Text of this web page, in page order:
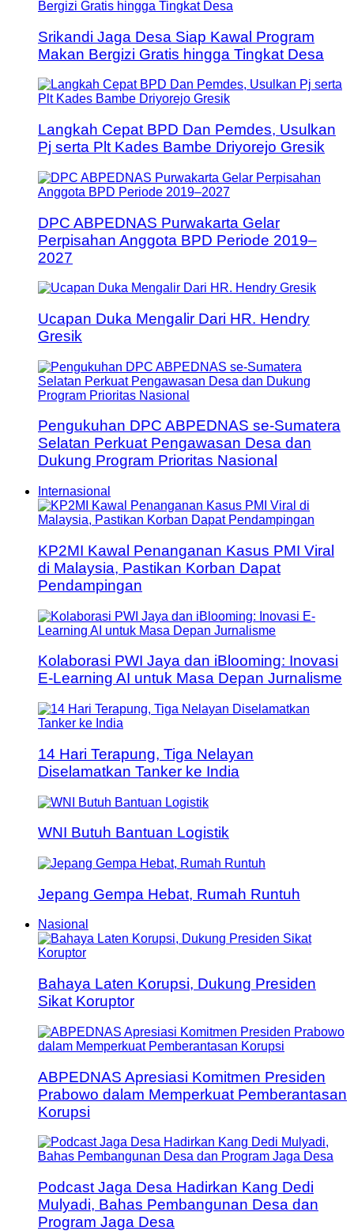
Srikandi Jaga Desa Siap Kawal Program
Makan Bergizi Gratis hingga Tingkat Desa
Langkah Cepat BPD Dan Pemdes, Usulkan
Pj serta Plt Kades Bambe Driyorejo Gresik
DPC ABPEDNAS Purwakarta Gelar
Perpisahan Anggota BPD Periode 2019–
2027
Ucapan Duka Mengalir Dari HR. Hendry
Gresik
Pengukuhan DPC ABPEDNAS se-Sumatera
Selatan Perkuat Pengawasan Desa dan
Dukung Program Prioritas Nasional
Internasional
KP2MI Kawal Penanganan Kasus PMI Viral
di Malaysia, Pastikan Korban Dapat
Pendampingan
Kolaborasi PWI Jaya dan iBlooming: Inovasi
E-Learning AI untuk Masa Depan Jurnalisme
14 Hari Terapung, Tiga Nelayan
Diselamatkan Tanker ke India
WNI Butuh Bantuan Logistik
Jepang Gempa Hebat, Rumah Runtuh
Nasional
Bahaya Laten Korupsi, Dukung Presiden
Sikat Koruptor
ABPEDNAS Apresiasi Komitmen Presiden
Prabowo dalam Memperkuat Pemberantasan
Korupsi
Podcast Jaga Desa Hadirkan Kang Dedi
Mulyadi, Bahas Pembangunan Desa dan
Program Jaga Desa